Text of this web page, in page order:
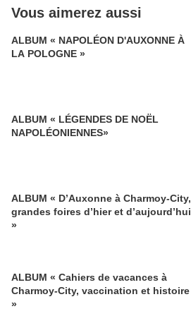
Vous aimerez aussi
ALBUM « NAPOLÉON D'AUXONNE À
LA POLOGNE »
ALBUM « LÉGENDES DE NOËL
NAPOLÉONIENNES»
ALBUM « D’Auxonne à Charmoy-City,
grandes foires d’hier et d’aujourd’hui
»
ALBUM « Cahiers de vacances à
Charmoy-City, vaccination et histoire
»